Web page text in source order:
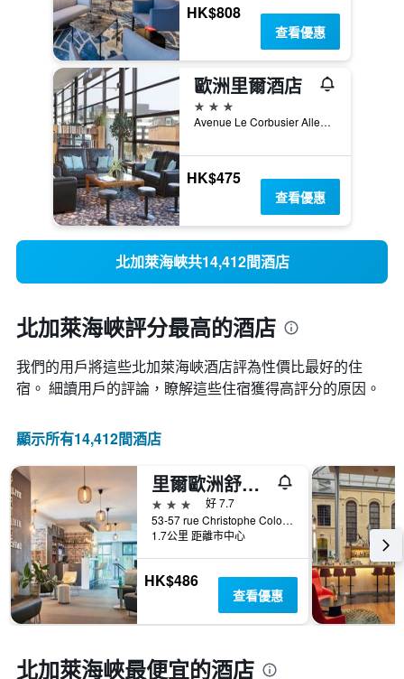
HK$808
查看優惠
歐洲里爾酒店
3星級
Avenue Le Corbusier Allee De Liege 1, 里爾, 諾爾省, 法國
HK$475
查看優惠
北加萊海峽共14,412間酒店
北加萊海峽評分最高的酒店
我們的用戶將這些北加萊海峽​酒店評為性價比最好的住
宿。 細讀用戶的評論，瞭解這些住宿獲得高評分的原因。
顯示所有14,412間酒店
里爾歐洲舒適酒店 - 里耳
3星級
好 7.7
53-57 rue Christophe Colomb, 里爾, 諾爾省, 法國
1.7公里 距離市中心
HK$486
查看優惠
北加萊海峽最便宜的酒店